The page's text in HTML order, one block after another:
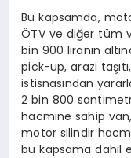
Bu kapsamda,
ÖTV ve diğer tüm
bin 900 liranın
pick-up, arazi
istisnasından
2 bin 800
hacmine sahip
motor silindir
bu kapsama dahil